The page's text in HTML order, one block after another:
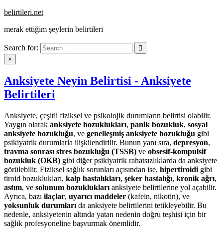
Skip
content
belirtileri.net
merak ettiğim şeylerin belirtileri
Search for:
×
Anksiyete Neyin Belirtisi - Anksiyete
Belirtileri
Anksiyete, çeşitli fiziksel ve psikolojik durumların belirtisi olabilir.
Yaygın olarak anksiyete bozuklukları, panik bozukluk, sosyal
anksiyete bozukluğu, ve genelleşmiş anksiyete bozukluğu gibi
psikiyatrik durumlarla ilişkilendirilir. Bunun yanı sıra, depresyon,
travma sonrası stres bozukluğu (TSSB) ve obsesif-kompulsif
bozukluk (OKB) gibi diğer psikiyatrik rahatsızlıklarda da anksiyete
görülebilir. Fiziksel sağlık sorunları açısından ise, hipertiroidi gibi
tiroid bozuklukları, kalp hastalıkları, şeker hastalığı, kronik ağrı,
astım, ve solunum bozuklukları anksiyete belirtilerine yol açabilir.
Ayrıca, bazı ilaçlar, uyarıcı maddeler (kafein, nikotin), ve
yoksunluk durumları da anksiyete belirtilerini tetikleyebilir. Bu
nedenle, anksiyetenin altında yatan nedenin doğru teşhisi için bir
sağlık profesyoneline başvurmak önemlidir.